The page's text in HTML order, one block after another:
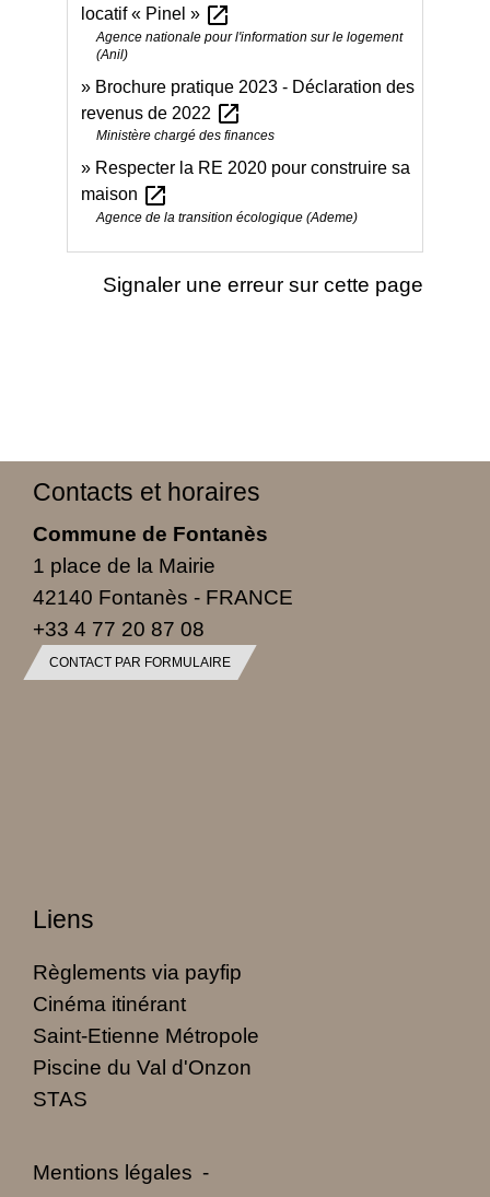
locatif « Pinel » open_in_new
Agence nationale pour l'information sur le logement
(Anil)
Brochure pratique 2023 - Déclaration des
revenus de 2022 open_in_new
Ministère chargé des finances
Respecter la RE 2020 pour construire sa
maison open_in_new
Agence de la transition écologique (Ademe)
Signaler une erreur sur cette page
Contacts et horaires
Commune de Fontanès
1 place de la Mairie
42140 Fontanès - FRANCE
+33 4 77 20 87 08
CONTACT PAR FORMULAIRE
Liens
Règlements via payfip
Cinéma itinérant
Saint-Etienne Métropole
Piscine du Val d'Onzon
STAS
Mentions légales -